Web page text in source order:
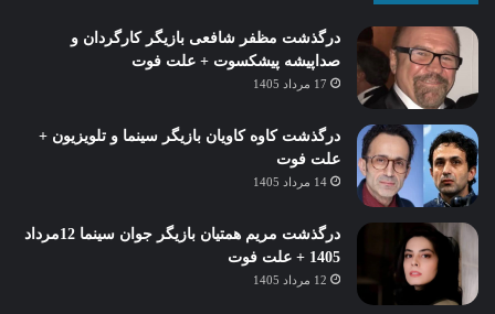
درگذشت مظفر شافعی بازیگر کارگردان و
صداپیشه پیشکسوت + علت فوت
17 مرداد 1405
درگذشت کاوه کاویان بازیگر سینما و تلویزیون +
علت فوت
14 مرداد 1405
درگذشت مریم همتیان بازیگر جوان سینما 12مرداد
1405 + علت فوت
12 مرداد 1405